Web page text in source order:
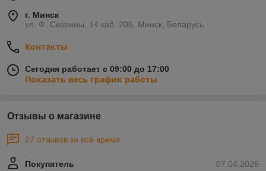
г. Минск
ул. Ф. Скорины, 14 каб. 206, Минск, Беларусь
Контакты
Сегодня работает с 09:00 до 17:00
Показать весь график работы
Отзывы о магазине
27 отзывов за всё время
07.04.2026
Покупатель